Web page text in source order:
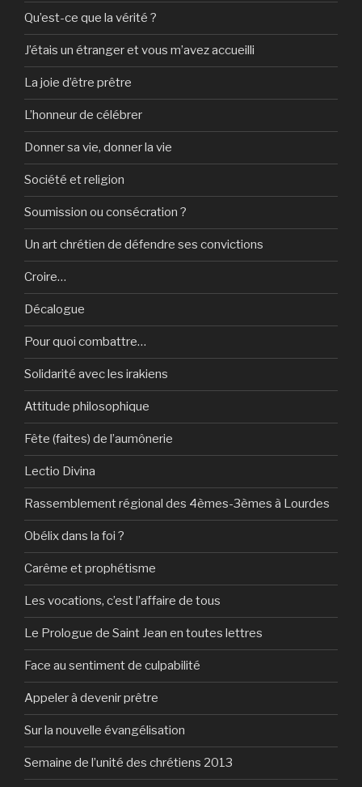
Qu’est-ce que la vérité ?
J’étais un étranger et vous m’avez accueilli
La joie d’être prêtre
L’honneur de célébrer
Donner sa vie, donner la vie
Société et religion
Soumission ou consécration ?
Un art chrétien de défendre ses convictions
Croire…
Décalogue
Pour quoi combattre…
Solidarité avec les irakiens
Attitude philosophique
Fête (faites) de l’aumônerie
Lectio Divina
Rassemblement régional des 4èmes-3èmes à Lourdes
Obélix dans la foi ?
Carême et prophétisme
Les vocations, c’est l’affaire de tous
Le Prologue de Saint Jean en toutes lettres
Face au sentiment de culpabilité
Appeler à devenir prêtre
Sur la nouvelle évangélisation
Semaine de l’unité des chrétiens 2013